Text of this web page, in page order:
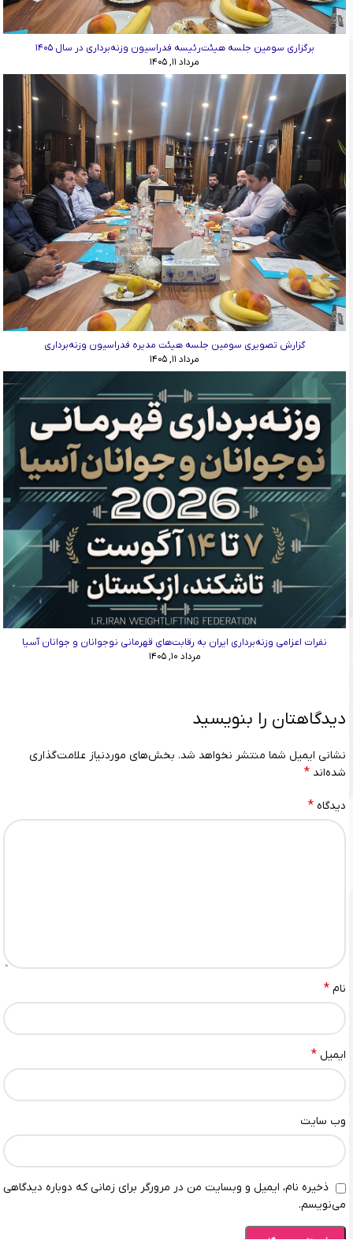
برگزاری سومین جلسه هیئت‌رئیسه فدراسیون وزنه‌برداری در سال ۱۴۰۵
مرداد ۱۱, ۱۴۰۵
گزارش تصویری سومین جلسه هیئت مدیره فدراسیون وزنه‌برداری
مرداد ۱۱, ۱۴۰۵
نفرات اعزامی وزنه‌برداری ایران به رقابت‌های قهرمانی نوجوانان و جوانان آسیا
مرداد ۱۰, ۱۴۰۵
دیدگاهتان را بنویسید
نشانی ایمیل شما منتشر نخواهد شد. بخش‌های موردنیاز علامت‌گذاری
شده‌اند *
دیدگاه *
نام *
ایمیل *
وب‌ سایت
ذخیره نام، ایمیل و وبسایت من در مرورگر برای زمانی که دوباره دیدگاهی
می‌نویسم.